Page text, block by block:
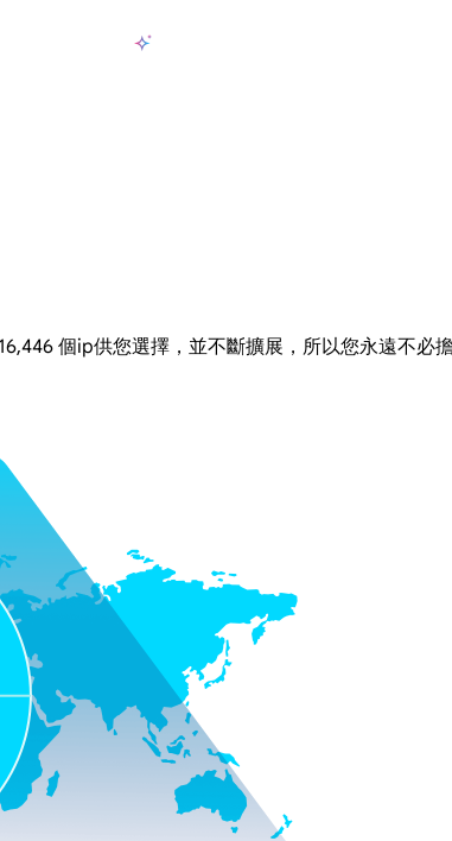
個ip供您選擇，並不斷擴展，所以您永遠不必